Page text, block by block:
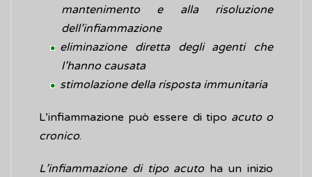
mantenimento e alla risoluzione
dell’infiammazione
eliminazione diretta degli agenti che
l’hanno causata
stimolazione della risposta immunitaria
L’infiammazione può essere di tipo acuto o
cronico.
L’infiammazione di tipo acuto ha un inizio